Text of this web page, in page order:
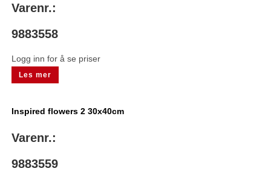
Varenr.:
9883558
Logg inn for å se priser
Les mer
Inspired flowers 2 30x40cm
Varenr.:
9883559